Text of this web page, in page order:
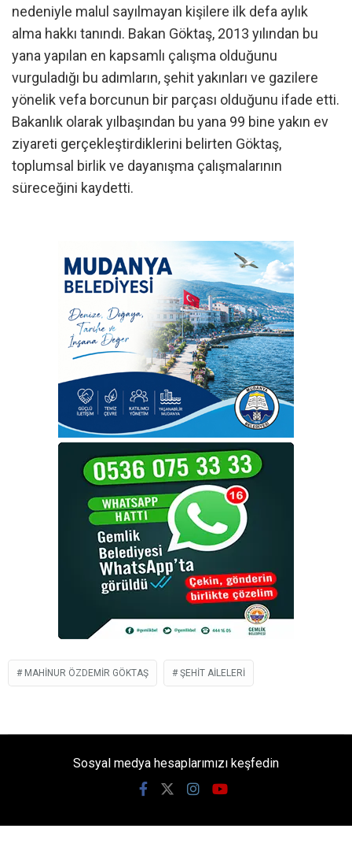
nedeniyle malul sayılmayan kişilere ilk defa aylık
alma hakkı tanındı. Bakan Göktaş, 2013 yılından bu
yana yapılan en kapsamlı çalışma olduğunu
vurguladığı bu adımların, şehit yakınları ve gazilere
yönelik vefa borcunun bir parçası olduğunu ifade etti.
Bakanlık olarak yılbaşından bu yana 99 bine yakın ev
ziyareti gerçekleştirdiklerini belirten Göktaş,
toplumsal birlik ve dayanışma çalışmalarının
süreceğini kaydetti.
MAHINUR ÖZDEMIR GÖKTAŞ ŞEHIT AILELERI
Sosyal medya hesaplarımızı keşfedin